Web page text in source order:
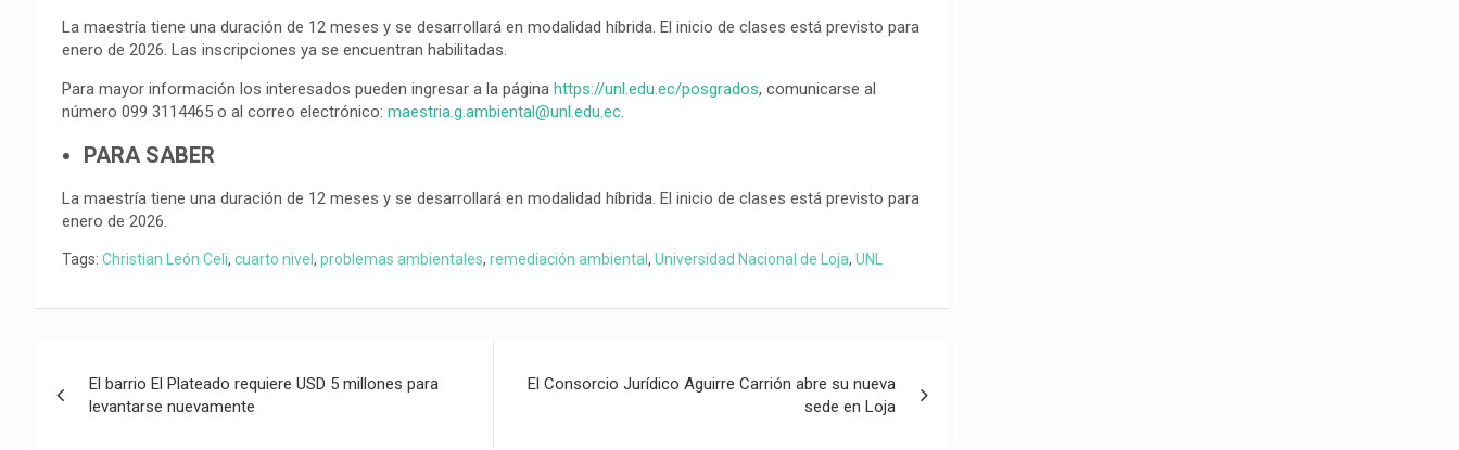
La maestría tiene una duración de 12 meses y se desarrollará en modalidad híbrida. El inicio de clases está previsto para
enero de 2026. Las inscripciones ya se encuentran habilitadas.
Para mayor información los interesados pueden ingresar a la página https://unl.edu.ec/posgrados, comunicarse al
número 099 3114465 o al correo electrónico: maestria.g.ambiental@unl.edu.ec.
PARA SABER
La maestría tiene una duración de 12 meses y se desarrollará en modalidad híbrida. El inicio de clases está previsto para
enero de 2026.
Tags: Christian León Celi, cuarto nivel , problemas ambientales, remediación ambiental, Universidad Nacional de Loja, UNL
de
El barrio El Plateado requiere USD 5 millones para
levantarse nuevamente
El Consorcio Jurídico Aguirre Carrión abre su nueva
sede en Loja